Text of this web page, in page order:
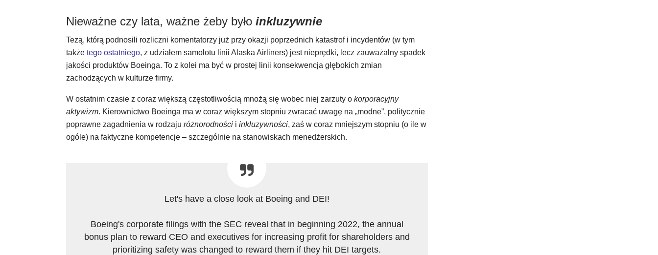
Nieważne czy lata, ważne żeby było inkluzywnie
Tezą, którą podnosili rozliczni komentatorzy już przy okazji poprzednich katastrof i incydentów (w tym
także tego ostatniego, z udziałem samolotu linii Alaska Airliners) jest nieprędki, lecz zauważalny spadek
jakości produktów Boeinga. To z kolei ma być w prostej linii konsekwencja głębokich zmian
zachodzących w kulturze firmy.
W ostatnim czasie z coraz większą częstotliwością mnożą się wobec niej zarzuty o korporacyjny
aktywizm. Kierownictwo Boeinga ma w coraz większym stopniu zwracać uwagę na „modne”, politycznie
poprawne zagadnienia w rodzaju różnorodności i inkluzywności, zaś w coraz mniejszym stopniu (o ile w
ogóle) na faktyczne kompetencje – szczególnie na stanowiskach menedżerskich.
Let's have a close look at Boeing and DEI!
Boeing's corporate filings with the SEC reveal that in beginning 2022, the annual
bonus plan to reward CEO and executives for increasing profit for shareholders and
prioritizing safety was changed to reward them if they hit DEI targets.